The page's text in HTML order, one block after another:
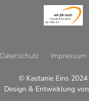
Datenschutz Impressum
© Kastanie Eins 2024
Design & Entwicklung von